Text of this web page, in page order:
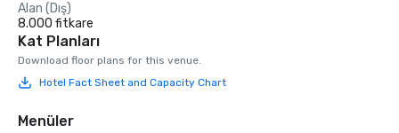
Alan (Dış)
8.000 fitkare
Kat Planları
Download floor plans for this venue.
Hotel Fact Sheet and Capacity Chart
Menüler